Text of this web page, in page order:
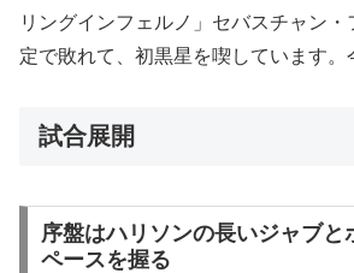
リングインフェルノ」セバスチャン・
定で敗れて、初黒星を喫しています。
試合展開
序盤はハリソンの長いジャブと
ペースを握る